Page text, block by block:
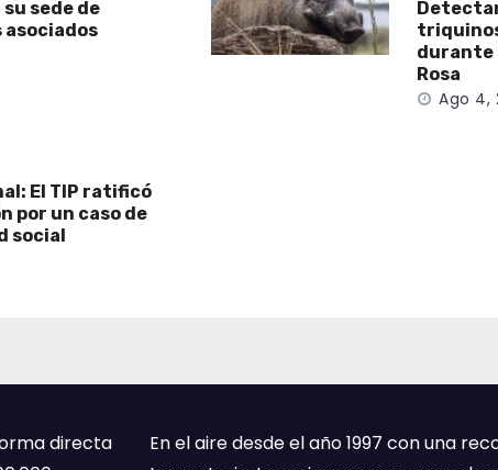
sede de
asociados
durante
Rosa
Ago 4,
El TIP ratificó
por un caso de
social
directa
En el aire desde el año 1997 con una